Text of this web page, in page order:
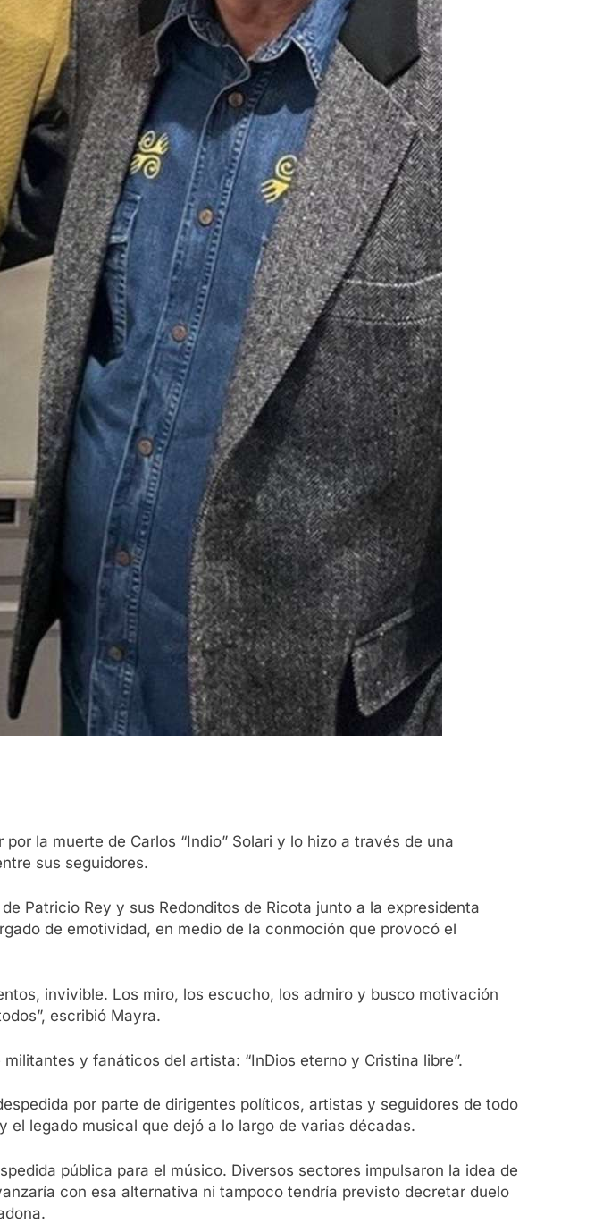
la muerte de Carlos “Indio” Solari y lo hizo a través de una
sus seguidores.
Patricio Rey y sus Redonditos de Ricota junto a la expresidenta
de emotividad, en medio de la conmoción que provocó el
invivible. Los miro, los escucho, los admiro y busco motivación
escribió Mayra.
y fanáticos del artista: “InDios eterno y Cristina libre”.
por parte de dirigentes políticos, artistas y seguidores de todo
legado musical que dejó a lo largo de varias décadas.
pública para el músico. Diversos sectores impulsaron la idea de
con esa alternativa ni tampoco tendría previsto decretar duelo